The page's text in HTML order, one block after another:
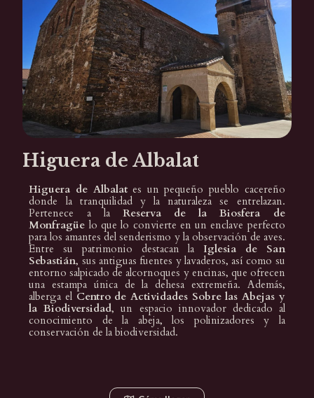
Higuera de Albalat
Higuera de Albalates un pequeño pueblo cacereño
donde la tranquilidad y la naturaleza se entrelazan.
Pertenece a la Reserva de la Biosfera de
Monfragüe lo quelo convierte en un enclave perfecto
para los amantes del senderismo y la observación de aves.
Entre su patrimonio destacan la Iglesia de San
Sebastián, sus antiguas fuentes y lavaderos, así como su
entorno salpicado de alcornoques y encinas, que ofrecen
una estampa única de la dehesa extremeña. Además,
alberga el Centro de Actividades Sobre las Abejas y
la Biodiversidad, un espacio innovador dedicado al
conocimiento de la abeja, los polinizadores y la
conservación de la biodiversidad.